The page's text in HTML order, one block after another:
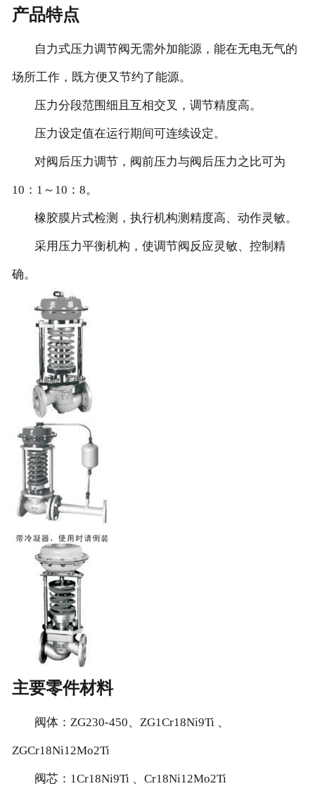
产品特点
自力式压力调节阀无需外加能源，能在无电无气的
场所工作，既方便又节约了能源。
压力分段范围细且互相交叉，调节精度高。
压力设定值在运行期间可连续设定。
对阀后压力调节，阀前压力与阀后压力之比可为
10：1～10：8。
橡胶膜片式检测，执行机构测精度高、动作灵敏。
采用压力平衡机构，使调节阀反应灵敏、控制精
确。
主要零件材料
阀体：ZG230-450、ZG1Cr18Ni9Ti 、
ZGCr18Ni12Mo2Ti
阀芯：1Cr18Ni9Ti 、Cr18Ni12Mo2Ti